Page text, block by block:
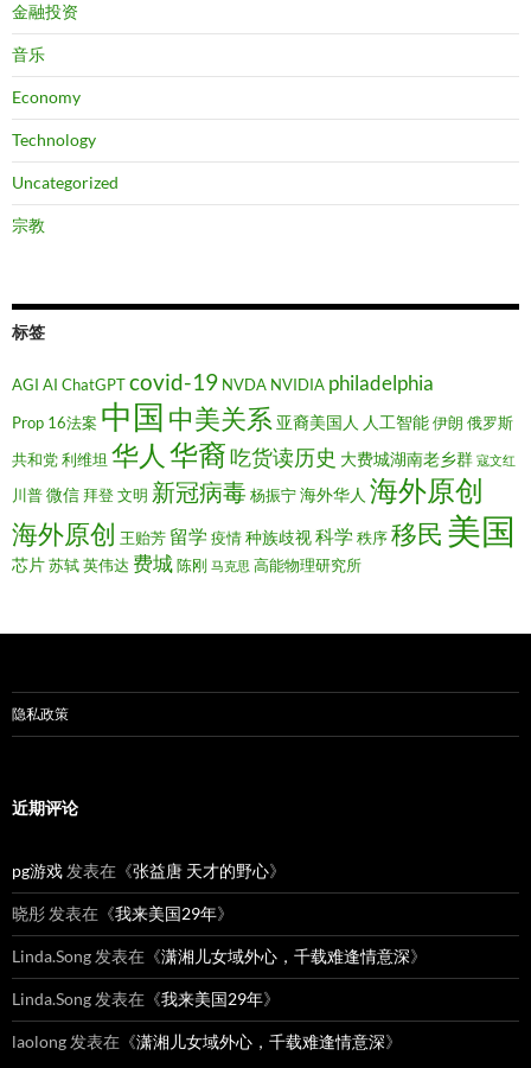
金融投资
音乐
Economy
Technology
Uncategorized
宗教
标签
AGI AI ChatGPTcovid-19 NVDA NVIDIA philadelphia
Prop 16法案 中国 中美关系 亚裔美国人 人工智能伊朗 俄罗斯
共和党利维坦 华人 华裔吃货读历史 大费城湖南老乡群 寇文红
川普微信 拜登文明 新冠病毒杨振宁海外华人 海外原创
海外原创 王贻芳 留学 疫情种族歧视科学 秩序移民 美国
芯片苏轼英伟达 费城陈刚 马克思 高能物理研究所
隐私政策
近期评论
pg游戏 发表在《张益唐 天才的野心》
晓彤 发表在《我来美国29年》
Linda.Song 发表在《潇湘儿女域外心，千载难逢情意深》
Linda.Song 发表在《我来美国29年》
laolong 发表在《潇湘儿女域外心，千载难逢情意深》